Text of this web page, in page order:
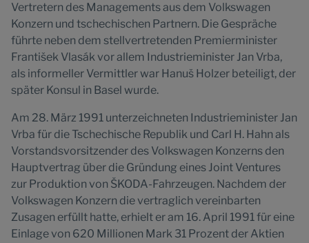
Vertretern des Managements aus dem Volkswagen
Konzern und tschechischen Partnern. Die Gespräche
führte neben dem stellvertretenden Premierminister
František Vlasák vor allem Industrieminister Jan Vrba,
als informeller Vermittler war Hanuš Holzer beteiligt, der
später Konsul in Basel wurde.
Am 28. März 1991 unterzeichneten Industrieminister Jan
Vrba für die Tschechische Republik und Carl H. Hahn als
Vorstandsvorsitzender des Volkswagen Konzerns den
Hauptvertrag über die Gründung eines Joint Ventures
zur Produktion von ŠKODA-Fahrzeugen. Nachdem der
Volkswagen Konzern die vertraglich vereinbarten
Zusagen erfüllt hatte, erhielt er am 16. April 1991 für eine
Einlage von 620 Millionen Mark 31 Prozent der Aktien